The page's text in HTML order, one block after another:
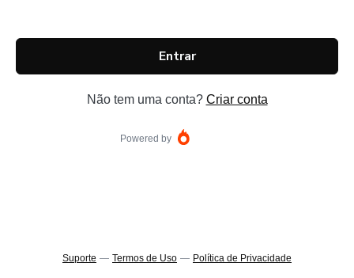
Entrar
Não tem uma conta? Criar conta
Powered by
Suporte — Termos de Uso — Política de Privacidade